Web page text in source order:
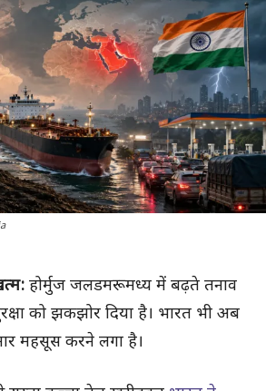
होर्मुज जलडमरूमध्य में बढ़ते तनाव
को झकझोर दिया है। भारत भी अब
महसूस करने लगा है।